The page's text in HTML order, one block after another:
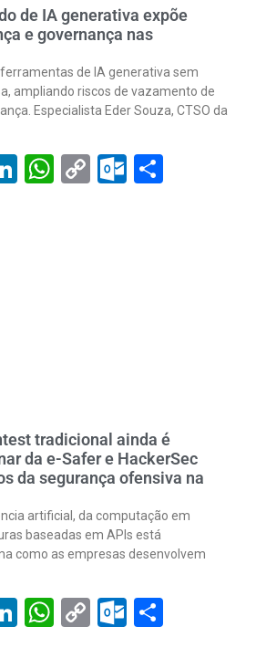
de IA generativa expõe
e governança nas
de IA generativa sem
ampliando riscos de vazamento de
Especialista Eder Souza, CTSO da
LinkedIn
WhatsApp
Copy
tradicional ainda é
da e-Safer e HackerSec
da segurança ofensiva na
artificial, da computação em
baseadas em APIs está
como as empresas desenvolvem
LinkedIn
WhatsApp
Copy